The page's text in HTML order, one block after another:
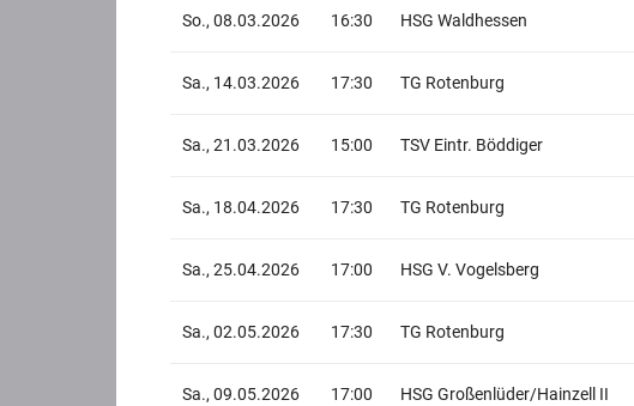
So., 08.03.2026 16:30 HSG Waldhessen
Sa., 14.03.2026 17:30 TG Rotenburg
Sa., 21.03.2026 15:00 TSV Eintr. Böddiger
Sa., 18.04.2026 17:30 TG Rotenburg
Sa., 25.04.2026 17:00 HSG V. Vogelsberg
Sa., 02.05.2026 17:30 TG Rotenburg
Sa., 09.05.2026 17:00 HSG Großenlüder/Hainzell II